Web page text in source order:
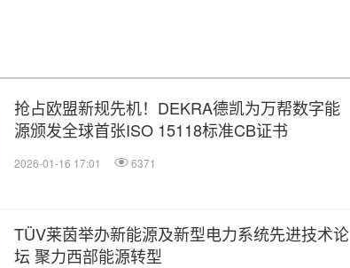
抢占欧盟新规先机！DEKRA德凯为万帮数字能
源颁发全球首张ISO 15118标准CB证书
2026-01-16 17:01 6371
TÜV莱茵举办新能源及新型电力系统先进技术论
坛 聚力西部能源转型